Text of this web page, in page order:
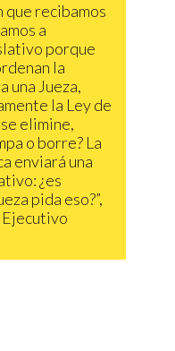
que recibamos
a
porque
la
una Jueza,
la Ley de
elimine,
o borre? La
enviará una
¿es
pida eso?”,
Ejecutivo